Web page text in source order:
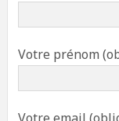
Votre prénom